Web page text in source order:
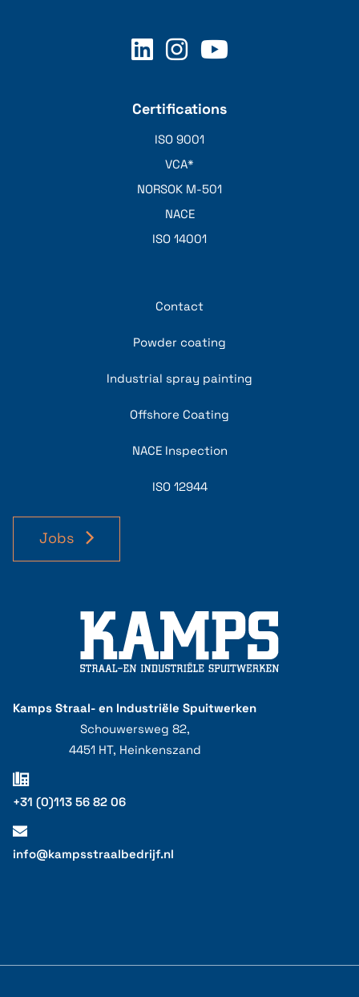
Certifications
ISO 9001
VCA*
NORSOK M-501
NACE
ISO 14001
Contact
Powder coating
Industrial spray painting
Offshore Coating
NACE Inspection
ISO 12944
Jobs
Kamps Straal- en Industriële Spuitwerken
Schouwersweg 82,
4451 HT, Heinkenszand
+31 (0)113 56 82 06
info@kampsstraalbedrijf.nl